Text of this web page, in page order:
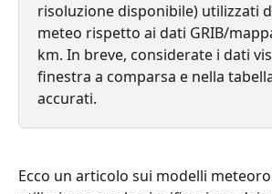
risoluzione disponibile) utilizzati
meteo rispetto ai dati GRIB/
km. In breve, considerate i dati
finestra a comparsa e nella
accurati.
Ecco un articolo sui modelli